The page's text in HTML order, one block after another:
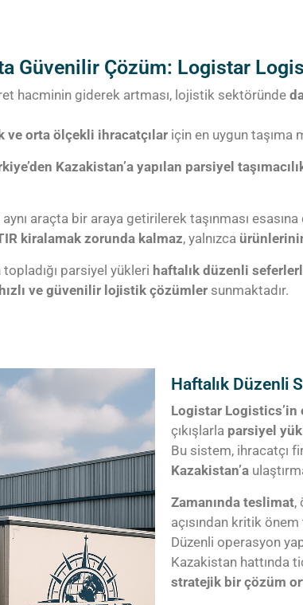
Güvenilir Çözüm: Logistar
hacminin giderek artması, lojistik sektöründe
ve orta ölçekli ihracatçılar için en uygun taşıma
Kazakistan’a yapılan parsiyel
araçta bir araya getirilerek taşınması esasına
kiralamak zorunda kalmaz, yalnızca
topladığı parsiyel yükleri haftalık düzenli
ve güvenilir lojistik çözümler sunmaktadır.
Haftalık Düzenli
Logistar Logistics’in
çıkışlarla parsiyel
Bu sistem, ihracatçı
Kazakistan’a
Zamanında teslimat,
açısından kritik önem
Düzenli operasyon
Kazakistan hattında
stratejik bir çözüm